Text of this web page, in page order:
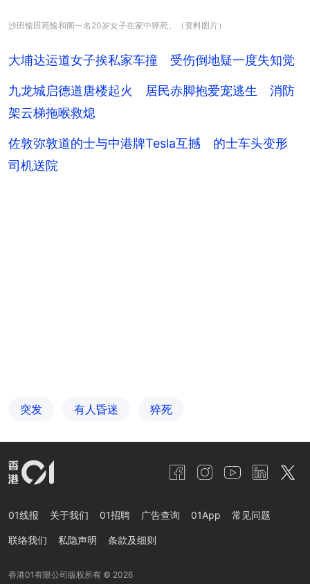
沙田愉田苑愉和阁一名20岁女子在家中猝死。（资料图片）
大埔达运道女子挨私家车撞 受伤倒地疑一度失知觉
九龙城启德道唐楼起火 居民赤脚抱爱宠逃生 消防
架云梯拖喉救熄
佐敦弥敦道的士与中港牌Tesla互撼 的士车头变形
司机送院
突发 有人昏迷 猝死
01线报 关于我们 01招聘 广告查询 01App 常见问题
联络我们 私隐声明 条款及细则
香港01有限公司版权所有 © 2026